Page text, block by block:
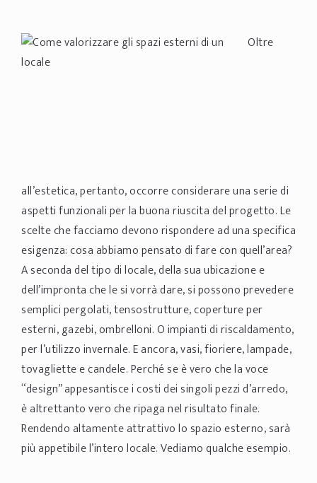
Oltre
all’estetica, pertanto, occorre considerare una serie di
aspetti funzionali per la buona riuscita del progetto. Le
scelte che facciamo devono rispondere ad una specifica
esigenza: cosa abbiamo pensato di fare con quell’area?
A seconda del tipo di locale, della sua ubicazione e
dell’impronta che le si vorrà dare, si possono prevedere
semplici pergolati, tensostrutture, coperture per
esterni, gazebi, ombrelloni. O impianti di riscaldamento,
per l’utilizzo invernale. E ancora, vasi, fioriere, lampade,
tovagliette e candele. Perché se è vero che la voce
“design” appesantisce i costi dei singoli pezzi d’arredo,
è altrettanto vero che ripaga nel risultato finale.
Rendendo altamente attrattivo lo spazio esterno, sarà
più appetibile l’intero locale. Vediamo qualche esempio.